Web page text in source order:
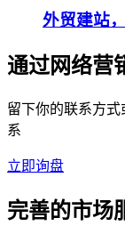
外贸建站
通过网络营
留下你的联系方式
系
立即询盘
完善的市场